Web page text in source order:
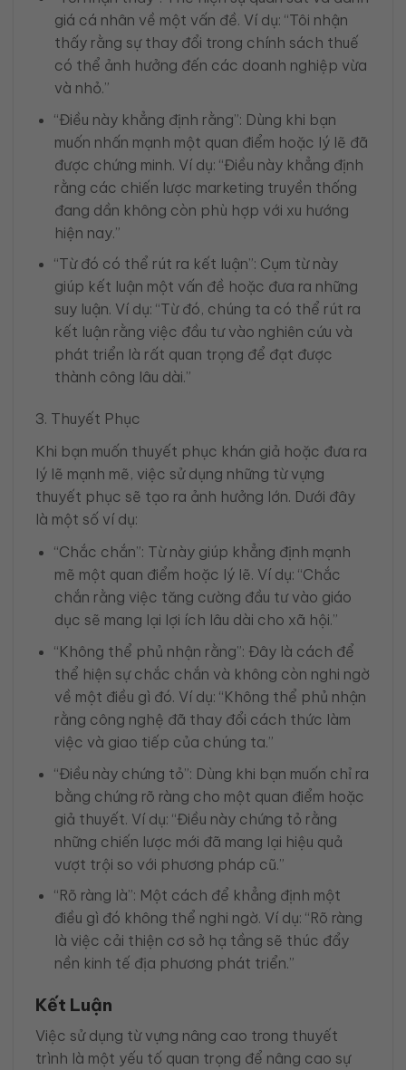
giá cá nhân về một vấn đề. Ví dụ: “Tôi nhận
thấy rằng sự thay đổi trong chính sách thuế
có thể ảnh hưởng đến các doanh nghiệp vừa
và nhỏ.”
“Điều này khẳng định rằng”: Dùng khi bạn
muốn nhấn mạnh một quan điểm hoặc lý lẽ đã
được chứng minh. Ví dụ: “Điều này khẳng định
rằng các chiến lược marketing truyền thống
đang dần không còn phù hợp với xu hướng
hiện nay.”
“Từ đó có thể rút ra kết luận”: Cụm từ này
giúp kết luận một vấn đề hoặc đưa ra những
suy luận. Ví dụ: “Từ đó, chúng ta có thể rút ra
kết luận rằng việc đầu tư vào nghiên cứu và
phát triển là rất quan trọng để đạt được
thành công lâu dài.”
3. Thuyết Phục
Khi bạn muốn thuyết phục khán giả hoặc đưa ra
lý lẽ mạnh mẽ, việc sử dụng những từ vựng
thuyết phục sẽ tạo ra ảnh hưởng lớn. Dưới đây
là một số ví dụ:
“Chắc chắn”: Từ này giúp khẳng định mạnh
mẽ một quan điểm hoặc lý lẽ. Ví dụ: “Chắc
chắn rằng việc tăng cường đầu tư vào giáo
dục sẽ mang lại lợi ích lâu dài cho xã hội.”
“Không thể phủ nhận rằng”: Đây là cách để
thể hiện sự chắc chắn và không còn nghi ngờ
về một điều gì đó. Ví dụ: “Không thể phủ nhận
rằng công nghệ đã thay đổi cách thức làm
việc và giao tiếp của chúng ta.”
“Điều này chứng tỏ”: Dùng khi bạn muốn chỉ ra
bằng chứng rõ ràng cho một quan điểm hoặc
giả thuyết. Ví dụ: “Điều này chứng tỏ rằng
những chiến lược mới đã mang lại hiệu quả
vượt trội so với phương pháp cũ.”
“Rõ ràng là”: Một cách để khẳng định một
điều gì đó không thể nghi ngờ. Ví dụ: “Rõ ràng
là việc cải thiện cơ sở hạ tầng sẽ thúc đẩy
nền kinh tế địa phương phát triển.”
Kết Luận
Việc sử dụng từ vựng nâng cao trong thuyết
trình là một yếu tố quan trọng để nâng cao sự